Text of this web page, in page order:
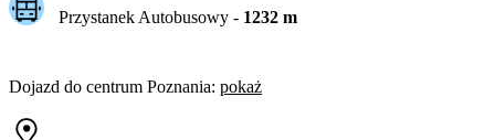
Przystanek Autobusowy - 1232m
Dojazd do centrum Poznania: pokaż